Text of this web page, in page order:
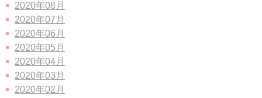
2020年08月
2020年07月
2020年06月
2020年05月
2020年04月
2020年03月
2020年02月